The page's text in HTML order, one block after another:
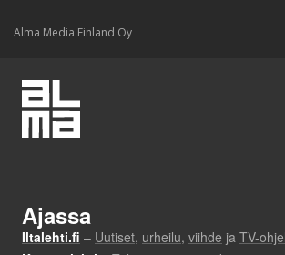
Alma Media Finland Oy